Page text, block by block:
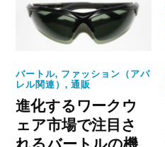
バートル, ファッション（アパ
レル関連）,通販
進化するワークウ
ェア市場で注目さ